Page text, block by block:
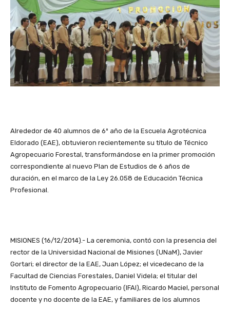
Alrededor de 40 alumnos de 6º año de la Escuela Agrotécnica
Eldorado (EAE), obtuvieron recientemente su título de Técnico
Agropecuario Forestal, transformándose en la primer promoción
correspondiente al nuevo Plan de Estudios de 6 años de
duración, en el marco de la Ley 26.058 de Educación Técnica
Profesional.
MISIONES (16/12/2014).- La ceremonia, contó con la presencia del
rector de la Universidad Nacional de Misiones (UNaM), Javier
Gortari; el director de la EAE, Juan López; el vicedecano de la
Facultad de Ciencias Forestales, Daniel Videla; el titular del
Instituto de Fomento Agropecuario (IFAI), Ricardo Maciel, personal
docente y no docente de la EAE, y familiares de los alumnos